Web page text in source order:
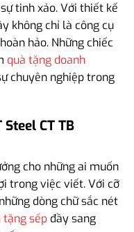
tinh xảo. Với thiết kế
không chỉ là công cụ
hảo. Những chiếc
quà tặng doanh
chuyên nghiệp trong
CT TB
cho những ai muốn
trong việc viết. Với cỡ
dòng chữ sắc nét
tặng sếp đầy sang